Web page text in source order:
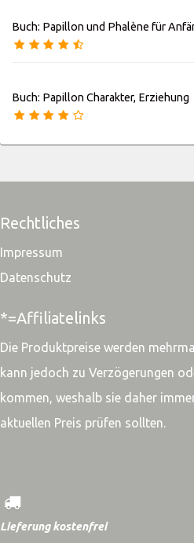
Buch: Papillon und Phalène für
Buch: Papillon Charakter, Erziehung
Rechtliches
Impressum
Datenschutz
*=Affiliatelinks
Die Produktpreise werden
kann jedoch zu Verzögerungen
kommen, weshalb sie daher
aktuellen Preis prüfen sollten.
Lieferung kostenfrei